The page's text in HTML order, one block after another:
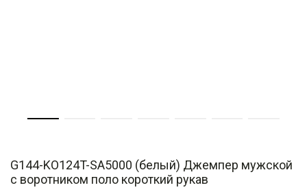
G144-KO124T-SA5000 (белый) Джемпер мужской
с воротником поло короткий рукав